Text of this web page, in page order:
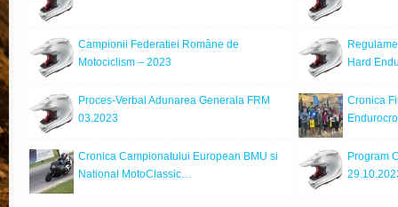
Campionii Federatiei Române de
Motociclism – 2023
Hard
Proces-Verbal Adunarea Generala FRM
03.2023
Cronica
Cronica Campionatului European BMU si
National MotoClassic…
Program